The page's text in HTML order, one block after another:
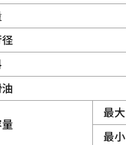
最大
最小